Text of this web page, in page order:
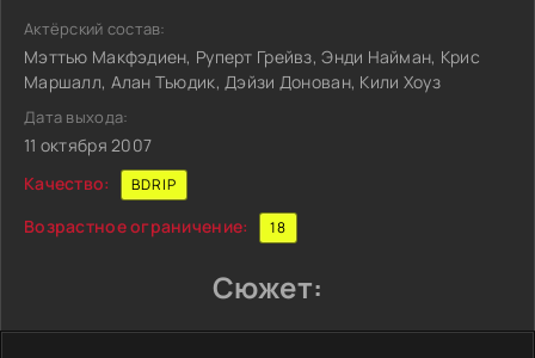
Актёрский состав:
Мэттью Макфэдиен, Руперт Грейвз, Энди Найман, Крис
Маршалл, Алан Тьюдик, Дэйзи Донован, Кили Хоуз
Дата выхода:
11 октября 2007
Качество:
BDRIP
Возрастное ограничение: 18
Сюжет: